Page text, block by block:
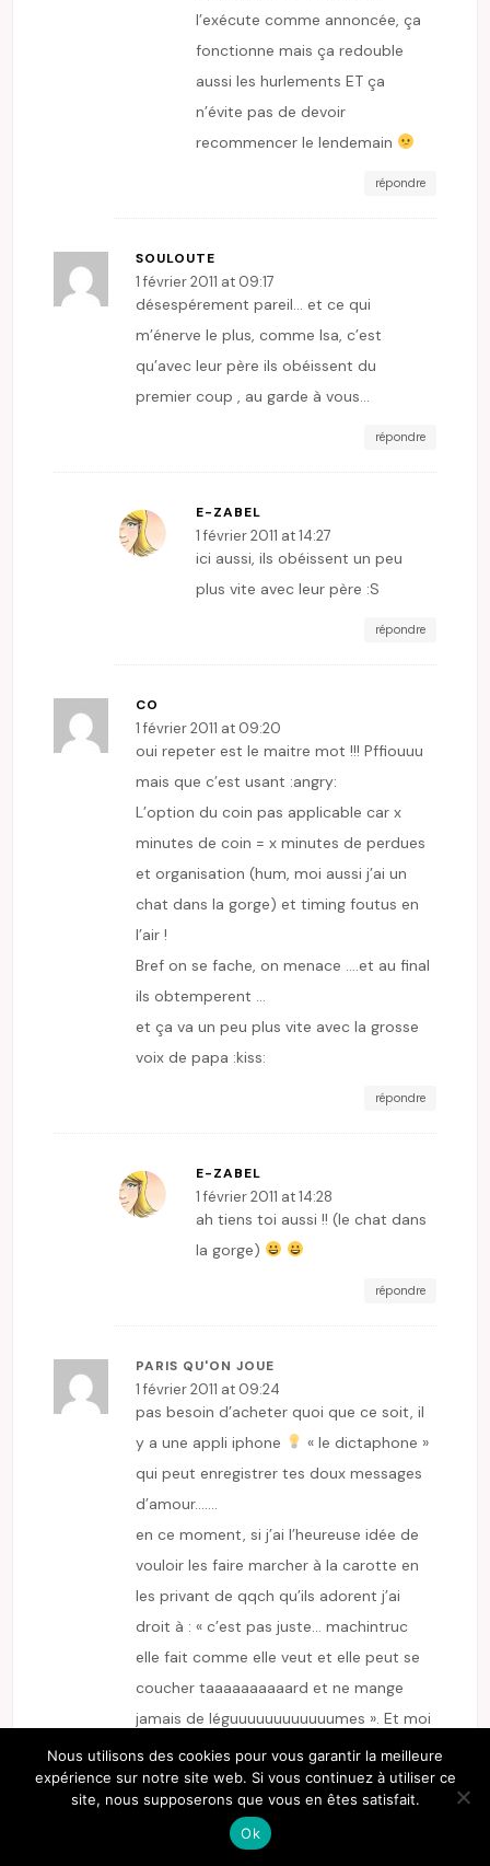
l’exécute comme annoncée, ça
fonctionne mais ça redouble
aussi les hurlements ET ça
n’évite pas de devoir
recommencer le lendemain
répondre
SOULOUTE
1 février 2011 at 09:17
désespérement pareil… et ce qui
m’énerve le plus, comme Isa, c’est
qu’avec leur père ils obéissent du
premier coup , au garde à vous…
répondre
E-ZABEL
1 février 2011 at 14:27
ici aussi, ils obéissent un peu
plus vite avec leur père :S
répondre
CO
1 février 2011 at 09:20
oui repeter est le maitre mot !!! Pffiouuu
mais que c’est usant :angry:
L’option du coin pas applicable car x
minutes de coin = x minutes de perdues
et organisation (hum, moi aussi j’ai un
chat dans la gorge) et timing foutus en
l’air !
Bref on se fache, on menace ….et au final
ils obtemperent …
et ça va un peu plus vite avec la grosse
voix de papa :kiss:
répondre
E-ZABEL
1 février 2011 at 14:28
ah tiens toi aussi !! (le chat dans
la gorge)
répondre
PARIS QU'ON JOUE
1 février 2011 at 09:24
pas besoin d’acheter quoi que ce soit, il
y a une appli iphone
« le dictaphone »
qui peut enregistrer tes doux messages
d’amour…….
en ce moment, si j’ai l’heureuse idée de
vouloir les faire marcher à la carotte en
les privant de qqch qu’ils adorent j’ai
droit à : « c’est pas juste… machintruc
elle fait comme elle veut et elle peut se
coucher taaaaaaaaaard et ne mange
jamais de léguuuuuuuuuuuumes ». Et moi
les parents de « machintruc », je les
maudis! :angry:
Nous utilisons des cookies pour vous garantir la meilleure
expérience sur notre site web. Si vous continuez à utiliser ce
site, nous supposerons que vous en êtes satisfait.
Ok